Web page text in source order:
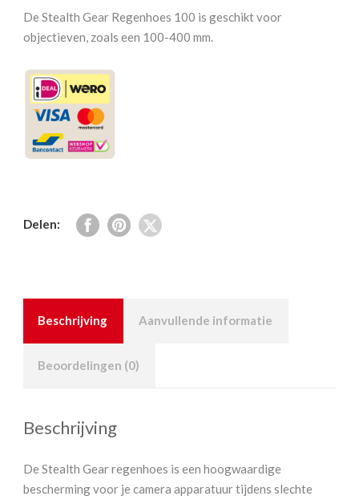
De Stealth Gear Regenhoes 100 is geschikt voor
objectieven, zoals een 100-400 mm.
Delen:
Beschrijving Aanvullende informatie
Beoordelingen (0)
Beschrijving
De Stealth Gear regenhoes is een hoogwaardige
bescherming voor je camera apparatuur tijdens slechte